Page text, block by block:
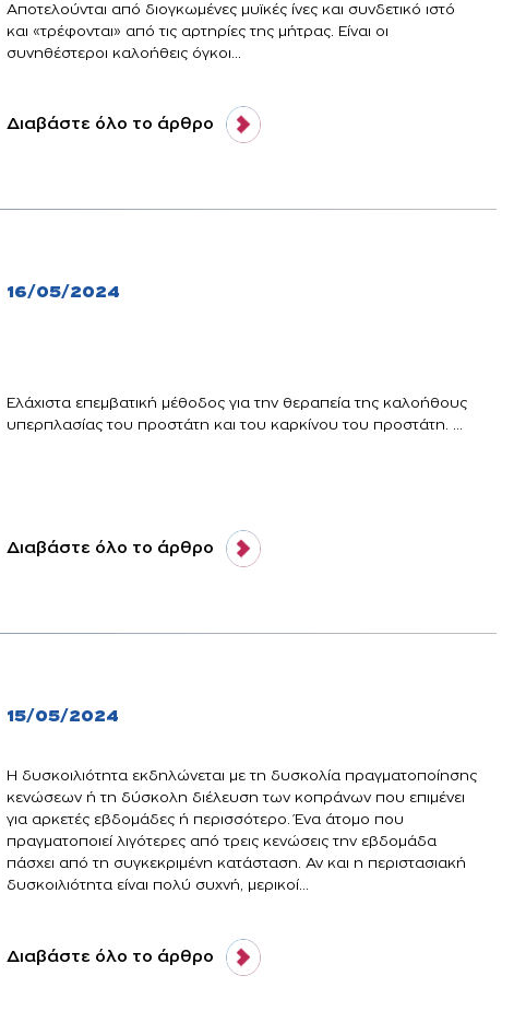
Αποτελούνται από διογκωμένες μυϊκές ίνες και συνδετικό ιστό
και «τρέφονται» από τις αρτηρίες της μήτρας. Είναι οι
συνηθέστεροι καλοήθεις όγκοι...
Διαβάστε όλο το άρθρο
16/05/2024
Ελάχιστα επεμβατική μέθοδος για την θεραπεία της καλοήθους
υπερπλασίας του προστάτη και του καρκίνου του προστάτη. ...
Διαβάστε όλο το άρθρο
15/05/2024
Η δυσκοιλιότητα εκδηλώνεται με τη δυσκολία πραγματοποίησης
κενώσεων ή τη δύσκολη διέλευση των κοπράνων που επιμένει
για αρκετές εβδομάδες ή περισσότερο. Ένα άτομο που
πραγματοποιεί λιγότερες από τρεις κενώσεις την εβδομάδα
πάσχει από τη συγκεκριμένη κατάσταση. Αν και η περιστασιακή
δυσκοιλιότητα είναι πολύ συχνή, μερικοί...
Διαβάστε όλο το άρθρο